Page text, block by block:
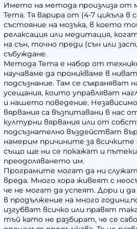
Името на метода произлиза от
Тета. Тя варира от (4-7 цикъла в
състояние на мозъка, в което
релаксация или медитация,
на сън, точно преди (сън или
събуждане.
Метода Тета е набор от
научаваме да проникваме в
подсъзнание. Там се съхраняват
усещания, които управляват
и нашето поведение.
вярвания са възпитавани в нас
културни вярвания или от
подсъзнателно въздействат
намерим причините за всичките
също ще ни се покажат и
преодоляването им.
Програмите могат да ни служат
вреда. Много хора живеят с
че не могат да успеят. Дори и да
в продължение на много
изгубват всичко или правят
тъй като не разбират, че се